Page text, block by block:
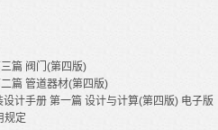
篇 阀门(第四版)
篇 管道器材(第四版)
计手册 第一篇 设计与计算(第四版) 电子版
规定